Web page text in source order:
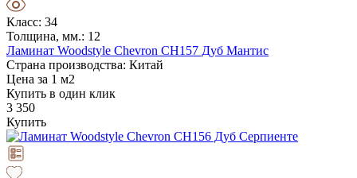
Класс: 34
Толщина, мм.: 12
Ламинат Woodstyle Chevron CH157 Дуб Мантис
Страна производства: Китай
Цена за 1 м2
Купить в один клик
3 350
Купить